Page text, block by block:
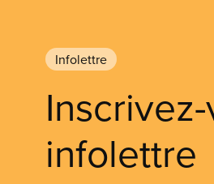
Infolettre
infolettre